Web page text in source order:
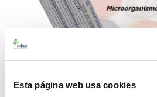
Esta página web usa cookies